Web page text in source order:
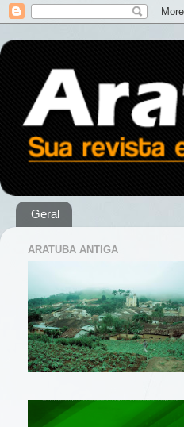
Geral
ARATUBA ANTIGA